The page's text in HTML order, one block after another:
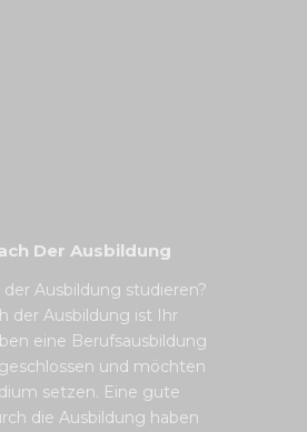
Der Ausbildung
der Ausbildung studieren?
der Ausbildung ist Ihr
eine Berufsausbildung
und möchten
setzen. Eine gute
die Ausbildung haben